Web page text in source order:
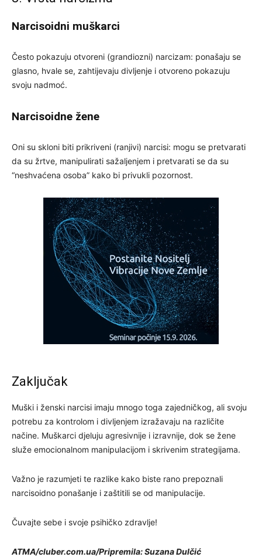
Narcisoidni muškarci
Često pokazuju otvoreni (grandiozni) narcizam: ponašaju se
glasno, hvale se, zahtijevaju divljenje i otvoreno pokazuju
svoju nadmoć.
Narcisoidne žene
Oni su skloni biti prikriveni (ranjivi) narcisi: mogu se pretvarati
da su žrtve, manipulirati sažaljenjem i pretvarati se da su
“neshvaćena osoba” kako bi privukli pozornost.
Zaključak
Muški i ženski narcisi imaju mnogo toga zajedničkog, ali svoju
potrebu za kontrolom i divljenjem izražavaju na različite
načine. Muškarci djeluju agresivnije i izravnije, dok se žene
služe emocionalnom manipulacijom i skrivenim strategijama.
Važno je razumjeti te razlike kako biste rano prepoznali
narcisoidno ponašanje i zaštitili se od manipulacije.
Čuvajte sebe i svoje psihičko zdravlje!
ATMA/cluber.com.ua/Pripremila: Suzana Dulčić